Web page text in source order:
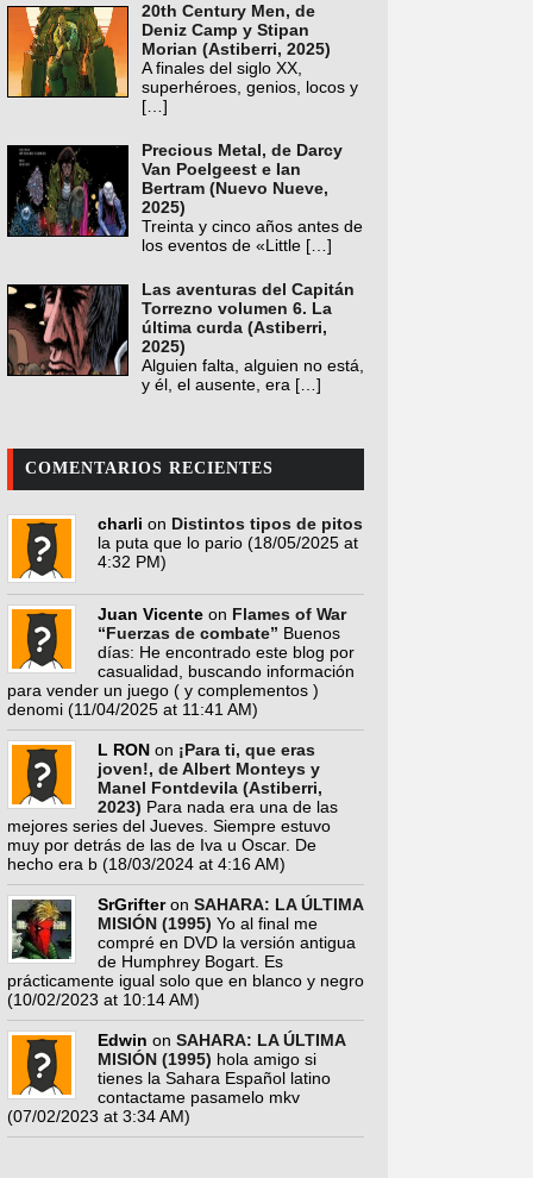
20th Century Men, de
Deniz Camp y Stipan
Morian (Astiberri, 2025)
A finales del siglo XX,
superhéroes, genios, locos y
[…]
Precious Metal, de Darcy
Van Poelgeest e Ian
Bertram (Nuevo Nueve,
2025)
Treinta y cinco años antes de
los eventos de «Little […]
Las aventuras del Capitán
Torrezno volumen 6. La
última curda (Astiberri,
2025)
Alguien falta, alguien no está,
y él, el ausente, era […]
COMENTARIOS RECIENTES
charli on Distintos tipos de pitos
la puta que lo pario (18/05/2025 at
4:32 PM)
Juan Vicente on Flames of War
“Fuerzas de combate” Buenos
días: He encontrado este blog por
casualidad, buscando información
para vender un juego ( y complementos )
denomi (11/04/2025 at 11:41 AM)
L RON on ¡Para ti, que eras
joven!, de Albert Monteys y
Manel Fontdevila (Astiberri,
2023) Para nada era una de las
mejores series del Jueves. Siempre estuvo
muy por detrás de las de Iva u Oscar. De
hecho era b (18/03/2024 at 4:16 AM)
SrGrifteron SAHARA: LA ÚLTIMA
MISIÓN (1995) Yo al final me
compré en DVD la versión antigua
de Humphrey Bogart. Es
prácticamente igual solo que en blanco y negro
(10/02/2023 at 10:14 AM)
Edwin on SAHARA: LA ÚLTIMA
MISIÓN (1995) hola amigo si
tienes la Sahara Español latino
contactame pasamelo mkv
(07/02/2023 at 3:34 AM)